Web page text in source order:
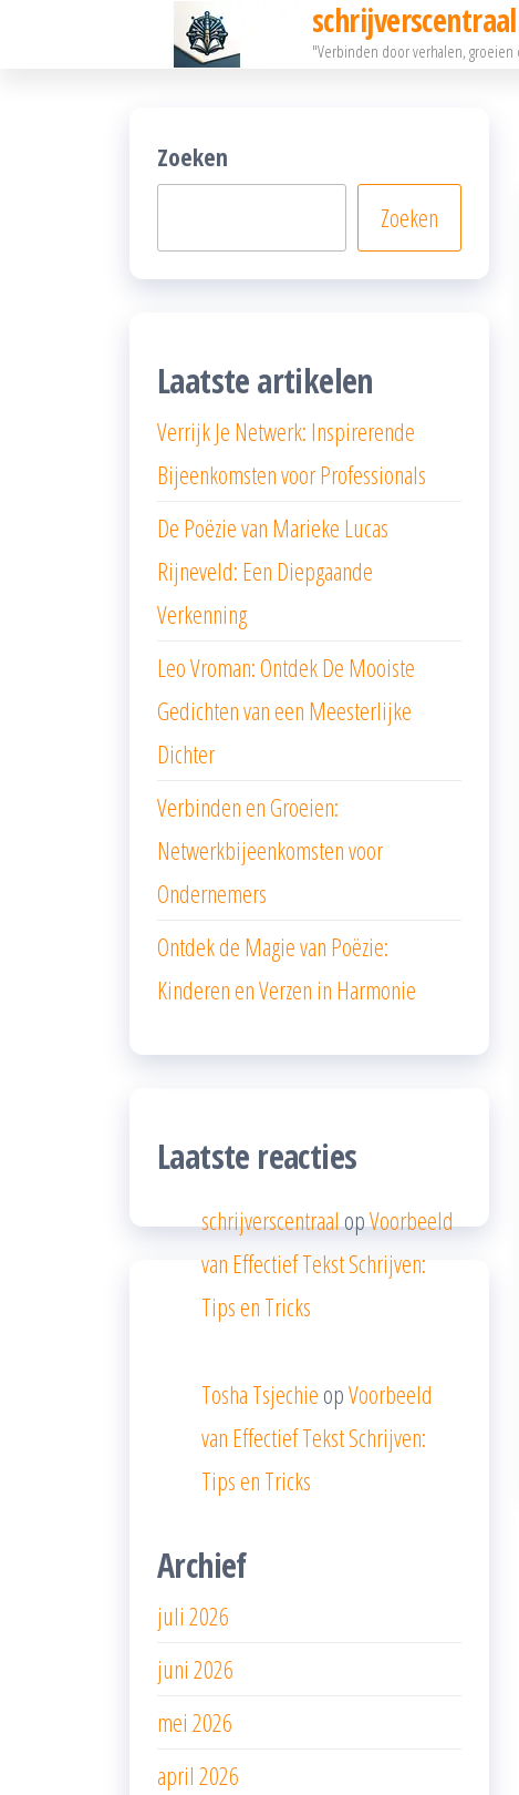
"Verbinden door verhalen,
Zoeken
Zoeken
Laatste artikelen
Verrijk Je Netwerk: Inspirerende
Bijeenkomsten voor Professionals
De Poëzie van Marieke Lucas
Rijneveld: Een Diepgaande
Verkenning
Leo Vroman: Ontdek De Mooiste
Gedichten van een Meesterlijke
Dichter
Verbinden en Groeien:
Netwerkbijeenkomsten voor
Ondernemers
Ontdek de Magie van Poëzie:
Kinderen en Verzen in Harmonie
Laatste reacties
schrijverscentraalopVoorbeeld
van Effectief Tekst Schrijven:
Tips en Tricks
Tosha Tsjechie opVoorbeeld
van Effectief Tekst Schrijven:
Tips en Tricks
Archief
juli 2026
juni 2026
mei 2026
april 2026